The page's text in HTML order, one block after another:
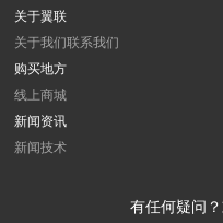
关于翼联
关于我们联系我们
购买地方
线上商城
新闻资讯
新闻技术
有任何疑问